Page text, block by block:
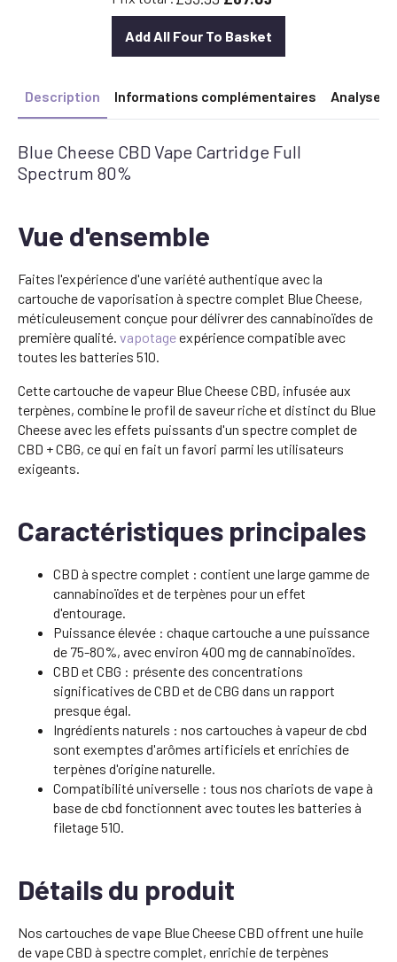
:
:
Add All Four To Basket
Description Informations complémentaires Analyse
Blue Cheese CBD Vape Cartridge Full
Spectrum 80%
Vue d'ensemble
Faites l'expérience d'une variété authentique avec la
cartouche de vaporisation à spectre complet Blue Cheese,
méticuleusement conçue pour délivrer des cannabinoïdes de
première qualité. vapotageexpérience compatible avec
toutes les batteries 510.
Cette cartouche de vapeur Blue Cheese CBD, infusée aux
terpènes, combine le profil de saveur riche et distinct du Blue
Cheese avec les effets puissants d'un spectre complet de
CBD + CBG, ce qui en fait un favori parmi les utilisateurs
exigeants.
Caractéristiques principales
CBD à spectre complet : contient une large gamme de
cannabinoïdes et de terpènes pour un effet
d'entourage.
Puissance élevée : chaque cartouche a une puissance
de 75-80%, avec environ 400 mg de cannabinoïdes.
CBD et CBG : présente des concentrations
significatives de CBD et de CBG dans un rapport
presque égal.
Ingrédients naturels : nos cartouches à vapeur de cbd
sont exemptes d'arômes artificiels et enrichies de
terpènes d'origine naturelle.
Compatibilité universelle : tous nos chariots de vape à
base de cbd fonctionnent avec toutes les batteries à
filetage 510.
Détails du produit
Nos cartouches de vape Blue Cheese CBD offrent une huile
de vape CBD à spectre complet, enrichie de terpènes